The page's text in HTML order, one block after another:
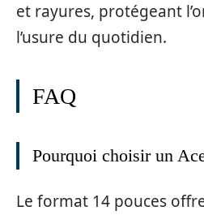
et rayures, protégeant
l’usure du quotidien.
FAQ
Pourquoi choisir un
Le format 14 pouces